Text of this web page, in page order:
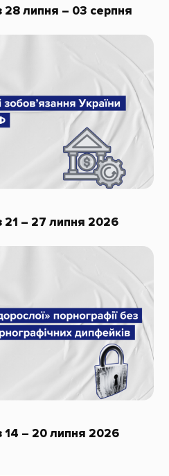
липня – 03 серпня
– 27 липня 2026
14 – 20 липня 2026